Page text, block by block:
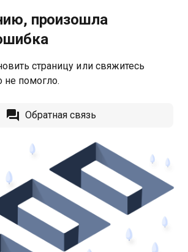
произошла
страницу или свяжитесь
не помогло.
Обратная связь